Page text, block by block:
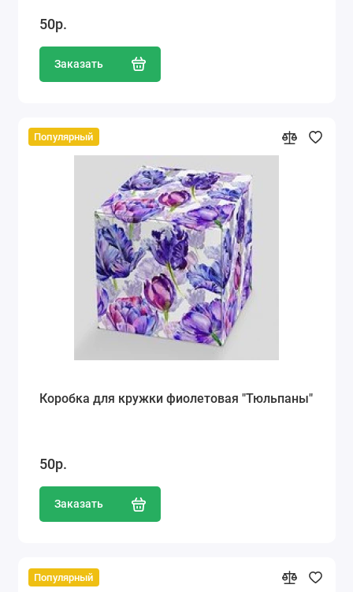
50р.
Заказать
Популярный
Коробка для кружки фиолетовая "Тюльпаны"
50р.
Заказать
Популярный